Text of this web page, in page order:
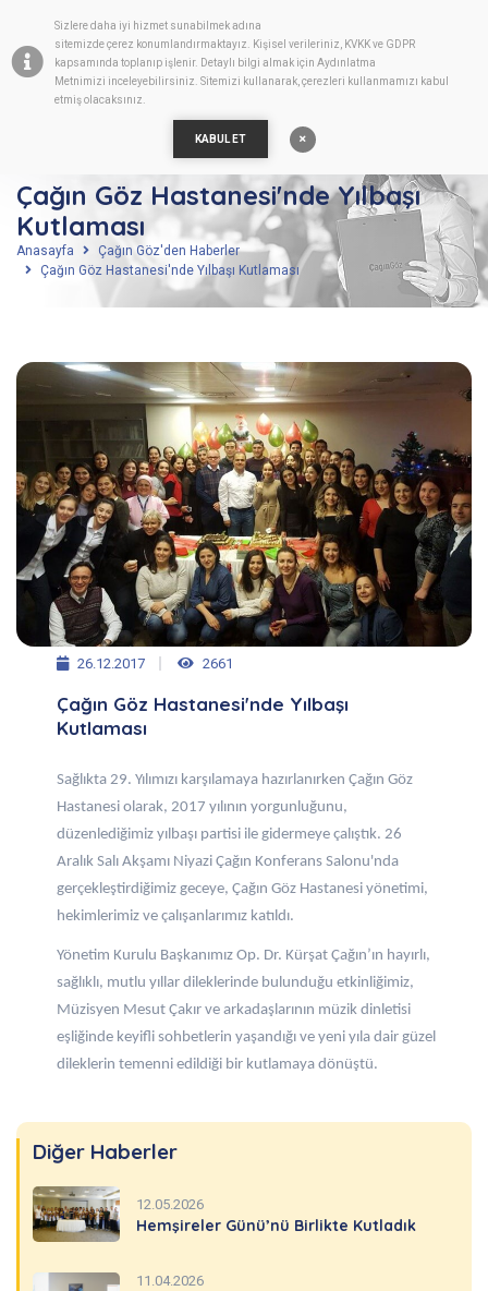
Sizlere daha iyi hizmet sunabilmek adına
sitemizdeçerez konumlandırmaktayız. Kişisel verileriniz, KVKK ve GDPR
kapsamında toplanıp işlenir. Detaylı bilgi almak için Aydınlatma
Metnimizi inceleyebilirsiniz. Sitemizi kullanarak, çerezleri kullanmamızı kabul
etmiş olacaksınız.
KABUL ET
Çağın Göz Hastanesi'nde Yılbaşı
Kutlaması
Anasayfa
Çağın Göz'den Haberler
Çağın Göz Hastanesi'nde Yılbaşı Kutlaması
26.12.2017 2661
Çağın Göz Hastanesi'nde Yılbaşı
Kutlaması
Sağlıkta 29. Yılımızı karşılamaya hazırlanırken Çağın Göz
Hastanesi olarak, 2017 yılının yorgunluğunu,
düzenlediğimiz yılbaşı partisi ile gidermeye çalıştık. 26
Aralık Salı Akşamı Niyazi Çağın Konferans Salonu'nda
gerçekleştirdiğimiz geceye, Çağın Göz Hastanesi yönetimi,
hekimlerimiz ve çalışanlarımız katıldı.
Yönetim Kurulu Başkanımız Op. Dr. Kürşat Çağın’ın hayırlı,
sağlıklı, mutlu yıllar dileklerinde bulunduğu etkinliğimiz,
Müzisyen Mesut Çakır ve arkadaşlarının müzik dinletisi
eşliğinde keyifli sohbetlerin yaşandığı ve yeni yıla dair güzel
dileklerin temenni edildiği bir kutlamaya dönüştü.
Diğer Haberler
12.05.2026
Hemşireler Günü’nü Birlikte Kutladık
11.04.2026